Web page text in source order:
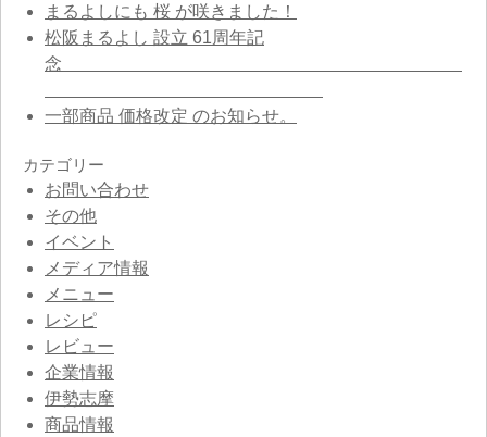
まるよしにも 桜 が咲きました！
松阪まるよし 設立 61周年記
念
一部商品 価格改定 のお知らせ。
カテゴリー
お問い合わせ
その他
イベント
メディア情報
メニュー
レシピ
レビュー
企業情報
伊勢志摩
商品情報